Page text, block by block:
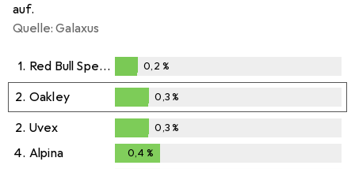
auf.
Quelle: Galaxus
1. Red Bull Spect
0,2%
0,2 %
2. Oakley
0,3%
0,3%
2. Uvex
0,3%
0,3%
4. Alpina 0,4 %